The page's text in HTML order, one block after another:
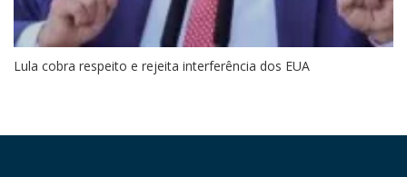
Lula cobra respeito e rejeita interferência dos EUA